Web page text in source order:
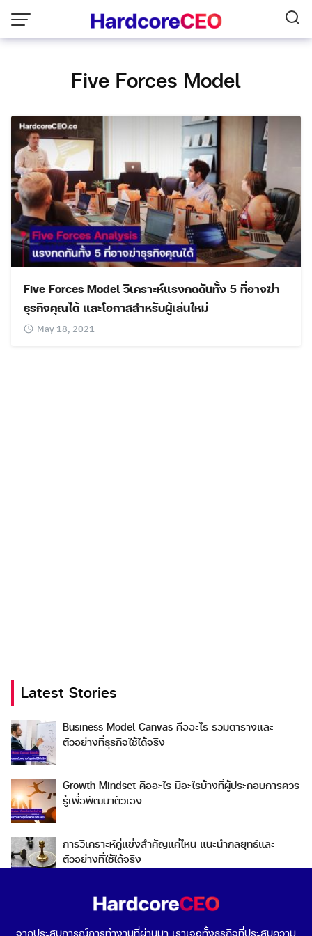
content
Search
for:
Search
Five Forces Model
Five Forces Model วิเคราะห์แรงกดดันทั้ง 5 ที่อาจฆ่า
ธุรกิจคุณได้ และโอกาสสำหรับผู้เล่นใหม่
May 18, 2021
Latest Stories
Business Model Canvas คืออะไร รวมตารางและ
ตัวอย่างที่ธุรกิจใช้ได้จริง
Growth Mindset คืออะไร มีอะไรบ้างที่ผู้ประกอบการควร
รู้เพื่อพัฒนาตัวเอง
การวิเคราะห์คู่แข่งสำคัญแค่ไหน แนะนำกลยุทธ์และ
ตัวอย่างที่ใช้ได้จริง
Go To Market คืออะไร เลือกกลยุทธ์การเข้าสู่ตลาดต่าง